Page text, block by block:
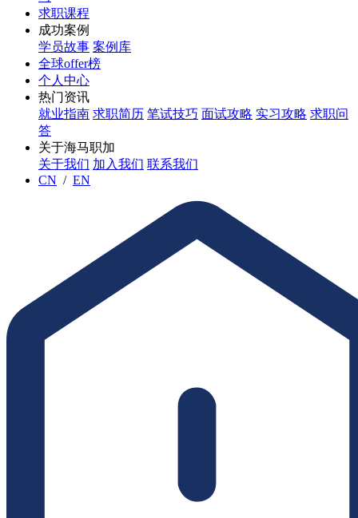
求职课程
成功案例
学员故事 案例库
全球offer榜
个人中心
热门资讯
就业指南 求职简历 笔试技巧 面试攻略 实习攻略 求职问
答
关于海马职加
关于我们 加入我们 联系我们
CN / EN